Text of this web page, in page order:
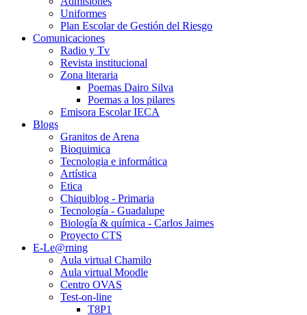
Uniformes
Plan Escolar de Gestión del Riesgo
Comunicaciones
Radio y Tv
Revista institucional
Zona literaria
Poemas Dairo Silva
Poemas a los pilares
Emisora Escolar IECA
Blogs
Granitos de Arena
Bioquimica
Tecnologia e informática
Artística
Etica
Chiquiblog - Primaria
Tecnología - Guadalupe
Biología & química - Carlos Jaimes
Proyecto CTS
E-Le@rning
Aula virtual Chamilo
Aula virtual Moodle
Centro OVAS
Test-on-line
T8P1